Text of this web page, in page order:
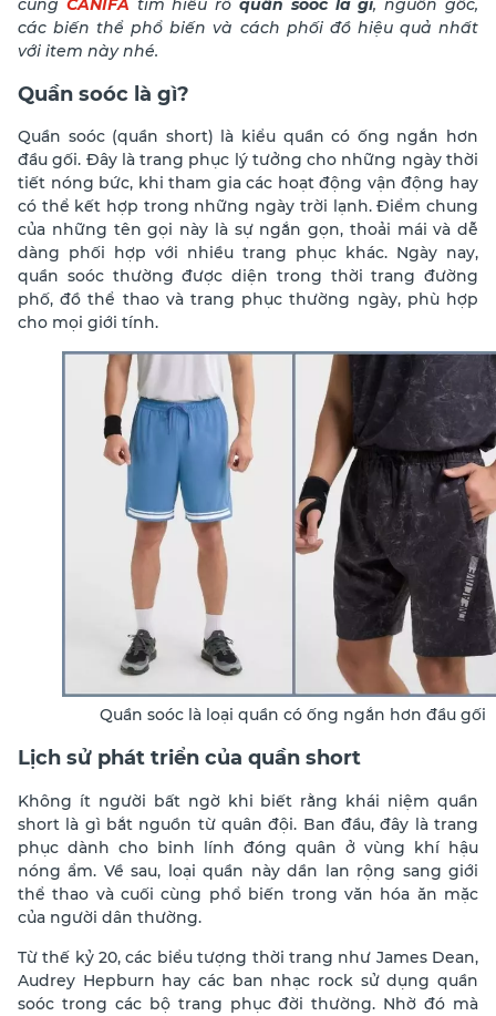
các biến thể phổ biến và cách phối đồ hiệu quả nhất
với item này nhé.
Quần soóc là gì?
Quần soóc (quần short) là kiểu quần có ống ngắn hơn
đầu gối. Đây là trang phục lý tưởng cho những ngày thời
tiết nóng bức, khi tham gia các hoạt động vận động hay
có thể kết hợp trong những ngày trời lạnh. Điểm chung
của những tên gọi này là sự ngắn gọn, thoải mái và dễ
dàng phối hợp với nhiều trang phục khác. Ngày nay,
quần soóc thường được diện trong thời trang đường
phố, đồ thể thao và trang phục thường ngày, phù hợp
cho mọi giới tính.
Quần soóc là loại quần có ống ngắn hơn đầu gối
Lịch sử phát triển của quần short
Không ít người bất ngờ khi biết rằng khái niệm quần
short là gì bắt nguồn từ quân đội. Ban đầu, đây là trang
phục dành cho binh lính đóng quân ở vùng khí hậu
nóng ẩm. Về sau, loại quần này dần lan rộng sang giới
thể thao và cuối cùng phổ biến trong văn hóa ăn mặc
của người dân thường.
Từ thế kỷ 20, các biểu tượng thời trang như James Dean,
Audrey Hepburn hay các ban nhạc rock sử dụng quần
soóc trong các bộ trang phục đời thường. Nhờ đó mà